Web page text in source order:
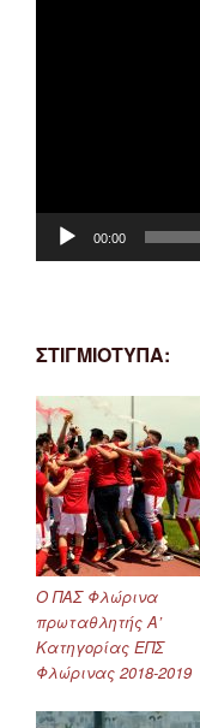
00:00
ΣΤΙΓΜΙΟΤΥΠΑ:
Ο ΠΑΣ Φλώρινα
πρωταθλητής Α’
Κατηγορίας ΕΠΣ
Φλώρινας 2018-2019